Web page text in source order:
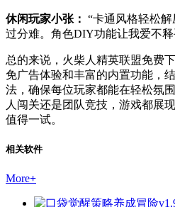
休闲玩家小张： “卡通风格轻松
过分难。角色DIY功能让我爱不
总的来说，火柴人精英联盟免费
免广告体验和丰富的内置功能，
法，确保每位玩家都能在轻松氛
人闯关还是团队竞技，游戏都展
值得一试。
相关软件
More+